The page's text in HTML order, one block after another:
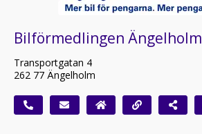
Bilförmedlingen Ängelholm
Transportgatan 4
262 77 Ängelholm